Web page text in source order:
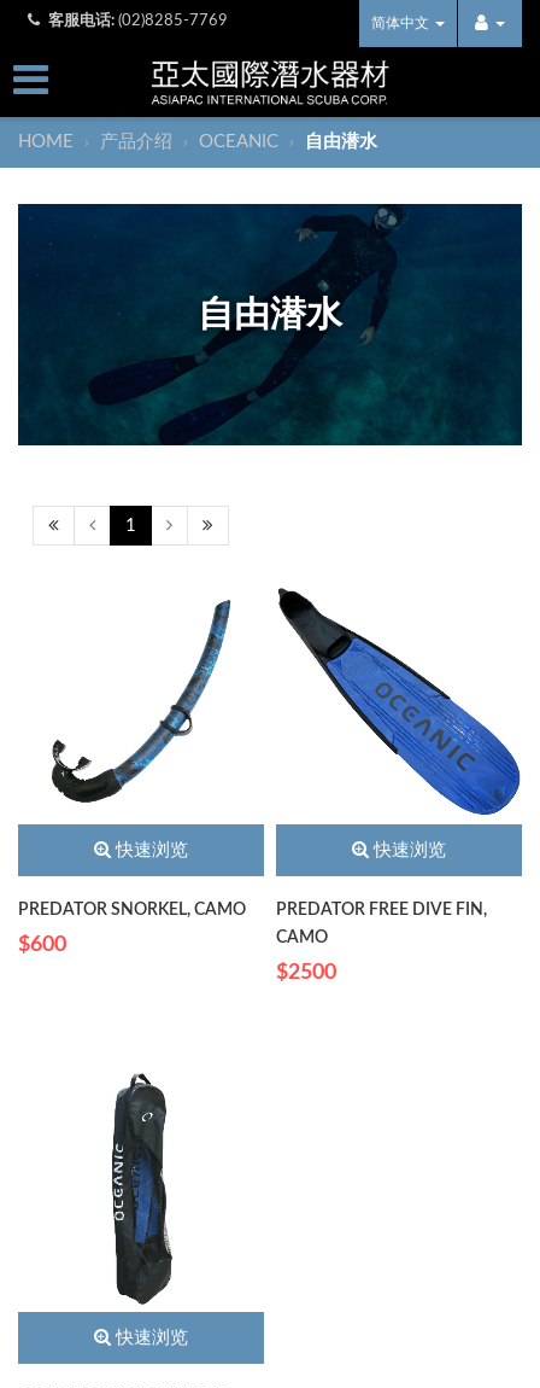
客服电话: (02)8285-7769 简体中文
HOME › 产品介绍 › OCEANIC › 自由潜水
自由潜水
1
快速浏览
PREDATOR SNORKEL, CAMO
$600
快速浏览
PREDATOR FREE DIVE FIN,
CAMO
$2500
快速浏览